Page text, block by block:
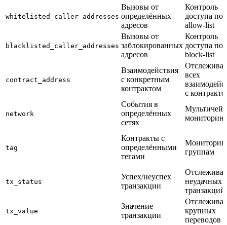
whitelisted_caller_addresses
Вызовы от
определённых
адресов
Контроль
доступа по
allow-list
blacklisted_caller_addresses
Вызовы от
заблокированных
адресов
Контроль
доступа по
block-list
contract_address
Взаимодействия
с конкретным
контрактом
всех
с
network
События в
определённых
сетях
мониторинг
tag
Контракты с
определёнными
тегами
группам
tx_status
Успех/неуспех
транзакции
неудачных
транзакций
tx_value
Значение
транзакции
крупных
переводов